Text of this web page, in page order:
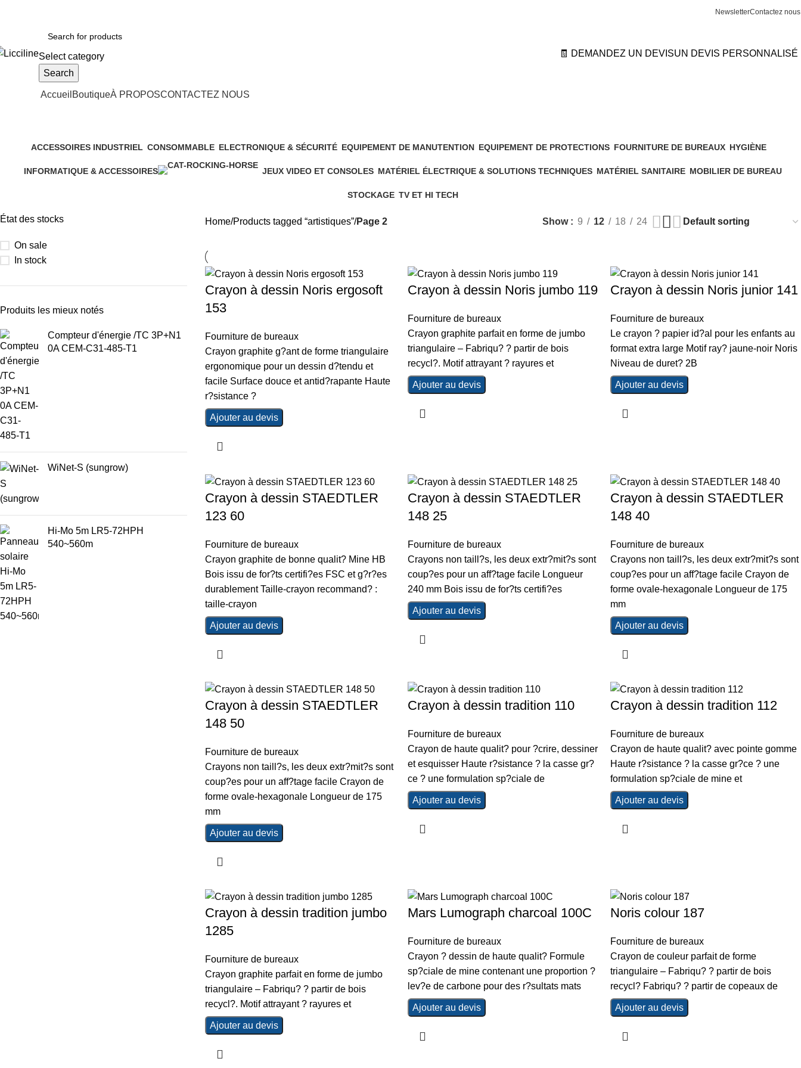
NewsletterContactez nous
Select category
Search
🧾 DEMANDEZ UN DEVISUN DEVIS PERSONNALISÉ
Accueil BoutiqueÀ PROPOSCONTACTEZ NOUS
ACCESSOIRES INDUSTRIEL CONSOMMABLE ELECTRONIQUE & SÉCURITÉ EQUIPEMENT DE MANUTENTION EQUIPEMENT DE PROTECTIONS FOURNITURE DE BUREAUX HYGIÈNE
INFORMATIQUE & ACCESSOIRES
JEUX VIDEO ET CONSOLES MATÉRIEL ÉLECTRIQUE & SOLUTIONS TECHNIQUES MATÉRIEL SANITAIRE MOBILIER DE BUREAU
STOCKAGE TV ET HI TECH
État des stocks
On sale
In stock
Produits les mieux notés
Compteur d'énergie /TC 3P+N1
0A CEM-C31-485-T1
WiNet-S (sungrow)
Hi-Mo 5m LR5-72HPH
540~560m
Home Products tagged “artistiques” Page 2 Show 9 12 18 24
Crayon à dessin Noris ergosoft
153
Fourniture de bureaux
Crayon graphite g?ant de forme triangulaire
ergonomique pour un dessin d?tendu et
facile Surface douce et antid?rapante Haute
r?sistance ?
Ajouter au devis
Crayon à dessin Noris jumbo 119
Fourniture de bureaux
Crayon graphite parfait en forme de jumbo
triangulaire – Fabriqu? ? partir de bois
recycl?. Motif attrayant ? rayures et
Ajouter au devis
Crayon à dessin Noris junior 141
Fourniture de bureaux
Le crayon ? papier id?al pour les enfants au
format extra large Motif ray? jaune-noir Noris
Niveau de duret? 2B
Ajouter au devis
Crayon à dessin STAEDTLER
123 60
Fourniture de bureaux
Crayon graphite de bonne qualit? Mine HB
Bois issu de for?ts certifi?es FSC et g?r?es
durablement Taille-crayon recommand? :
taille-crayon
Ajouter au devis
Crayon à dessin STAEDTLER
148 25
Fourniture de bureaux
Crayons non taill?s, les deux extr?mit?s sont
coup?es pour un aff?tage facile Longueur
240 mm Bois issu de for?ts certifi?es
Ajouter au devis
Crayon à dessin STAEDTLER
148 40
Fourniture de bureaux
Crayons non taill?s, les deux extr?mit?s sont
coup?es pour un aff?tage facile Crayon de
forme ovale-hexagonale Longueur de 175
mm
Ajouter au devis
Crayon à dessin STAEDTLER
148 50
Fourniture de bureaux
Crayons non taill?s, les deux extr?mit?s sont
coup?es pour un aff?tage facile Crayon de
forme ovale-hexagonale Longueur de 175
mm
Ajouter au devis
Crayon à dessin tradition 110
Fourniture de bureaux
Crayon de haute qualit? pour ?crire, dessiner
et esquisser Haute r?sistance ? la casse gr?
ce ? une formulation sp?ciale de
Ajouter au devis
Crayon à dessin tradition 112
Fourniture de bureaux
Crayon de haute qualit? avec pointe gomme
Haute r?sistance ? la casse gr?ce ? une
formulation sp?ciale de mine et
Ajouter au devis
Crayon à dessin tradition jumbo
1285
Fourniture de bureaux
Crayon graphite parfait en forme de jumbo
triangulaire – Fabriqu? ? partir de bois
recycl?. Motif attrayant ? rayures et
Ajouter au devis
Mars Lumograph charcoal 100C
Fourniture de bureaux
Crayon ? dessin de haute qualit? Formule
sp?ciale de mine contenant une proportion ?
lev?e de carbone pour des r?sultats mats
Ajouter au devis
Noris colour 187
Fourniture de bureaux
Crayon de couleur parfait de forme
triangulaire – Fabriqu? ? partir de bois
recycl? Fabriqu? ? partir de copeaux de
Ajouter au devis